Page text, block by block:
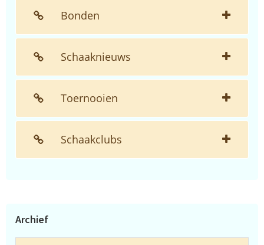
Bonden
Schaaknieuws
Toernooien
Schaakclubs
Archief